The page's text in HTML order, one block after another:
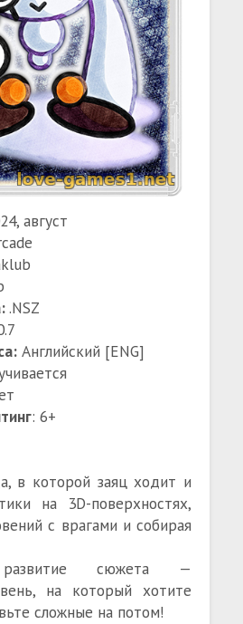
август
.NSZ
Английский [ENG]
: 6+
в которой заяц ходит и
на 3D-поверхностях,
с врагами и собирая
развитие сюжета —
на который хотите
сложные на потом!